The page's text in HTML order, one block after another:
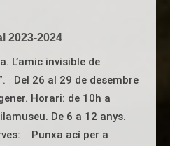
2023-2024
L’amic invisible de
Del 26 al 29 de desembre
Horari: de 10h a
De 6 a 12 anys.
Punxa ací per a